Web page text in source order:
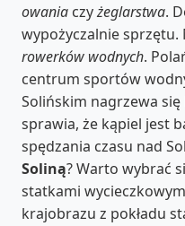
owania czyżeglarstwa.
wypożyczalnie
rowerków wodnych.
centrum sportów
Solińskim nagrzewa się
sprawia, że kąpiel jest
spędzania czasu nad
Soliną? Warto wybrać
statkami
krajobrazu z pokładu